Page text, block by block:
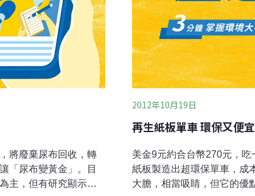
將廢棄尿布回收，轉
「尿布變黃金」。目
主，但有研究顯示，
2012年10月19日
再生紙板單車 環保又便宜
美金9元約合台幣270元，
紙板製造出超環保單車，成
大膽，相當吸睛，但它的優